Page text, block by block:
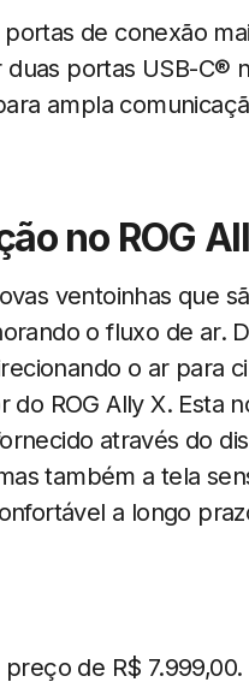
de conexão
portas USB-C®
ampla
no ROG
ventoinhas que
o fluxo de ar.
o ar para
ROG Ally X. Esta
através do
também a tela
a longo
de R$ 7.999,00.